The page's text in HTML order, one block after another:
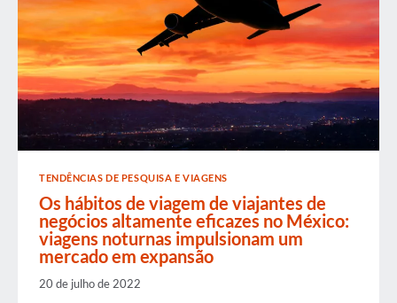
TENDÊNCIAS DE PESQUISA E VIAGENS
Os hábitos de viagem de viajantes de
negócios altamente eficazes no México:
viagens noturnas impulsionam um
mercado em expansão
20 de julho de 2022